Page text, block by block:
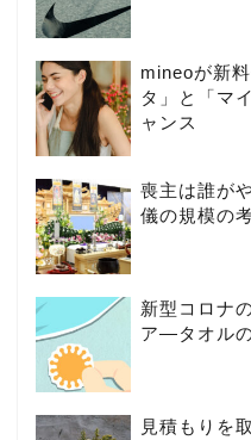
mineoが新
タ」と「マ
ャンス
喪主は誰が
儀の規模の
新型コロナ
ア―タオル
見積もりを